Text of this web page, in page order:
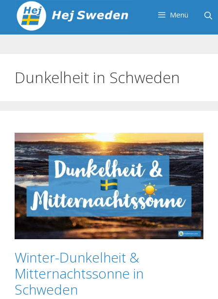
Inhalt
springen
Menü
Dunkelheit in Schweden
Winter-Dunkelheit &
Mitternachtssonne in
Schweden